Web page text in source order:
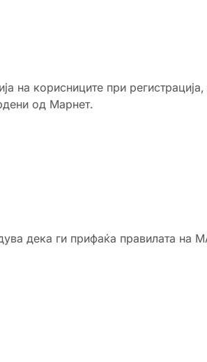
на корисниците при
од Марнет.
дека ги прифаќа правилата на